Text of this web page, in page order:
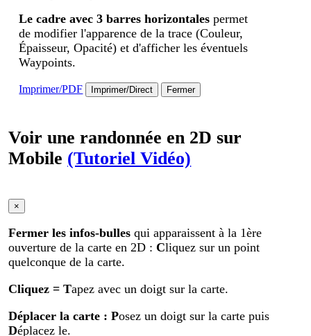
Le cadre avec 3 barres horizontales permet
de modifier l'apparence de la trace (Couleur,
Épaisseur, Opacité) et d'afficher les éventuels
Waypoints.
Imprimer/PDF Imprimer/Direct Fermer
Voir une randonnée en 2D sur
Mobile (Tutoriel Vidéo)
×
Fermer les infos-bullesqui apparaissent à la 1ère
ouverture de la carte en 2D :Cliquez sur un point
quelconque de la carte.
Cliquez= Tapez avec un doigt sur la carte.
Déplacer la carte : Posez un doigt sur la carte puis
Déplacez le.